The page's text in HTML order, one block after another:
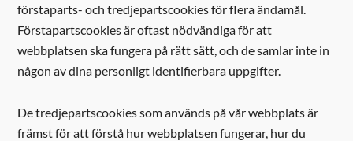
förstaparts- och tredjepartscookies för flera ändamål.
Förstapartscookies är oftast nödvändiga för att
webbplatsen ska fungera på rätt sätt, och de samlar inte in
någon av dina personligt identifierbara uppgifter.
De tredjepartscookies som används på vår webbplats är
främst för att förstå hur webbplatsen fungerar, hur du